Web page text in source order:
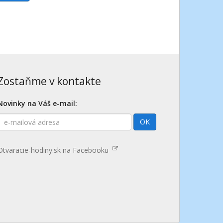
v kontakte
na Váš e-mail:
OK
hodiny.sk na Facebooku